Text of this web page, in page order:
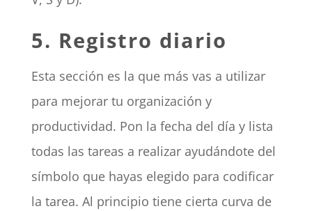
5. Registro diario
Esta sección es la que más vas a utilizar
para mejorar tu organización y
productividad. Pon la fecha del día y lista
todas las tareas a realizar ayudándote del
símbolo que hayas elegido para codificar
la tarea. Al principio tiene cierta curva de